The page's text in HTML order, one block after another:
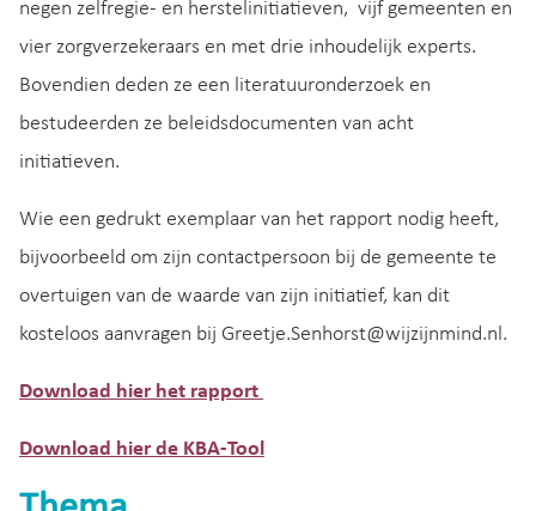
negen zelfregie- en herstelinitiatieven, vijf gemeenten en
vier zorgverzekeraars en met drie inhoudelijk experts.
Bovendien deden ze een literatuuronderzoek en
bestudeerden ze beleidsdocumenten van acht
initiatieven.
Wie een gedrukt exemplaar van het rapport nodig heeft,
bijvoorbeeld om zijn contactpersoon bij de gemeente te
overtuigen van de waarde van zijn initiatief, kan dit
kosteloos aanvragen bij Greetje.Senhorst@wijzijnmind.nl.
Download hier het rapport
Download hier de KBA-Tool